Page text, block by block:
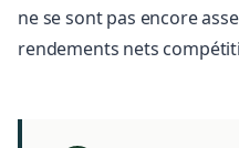
ne se sont pas encore
rendements nets